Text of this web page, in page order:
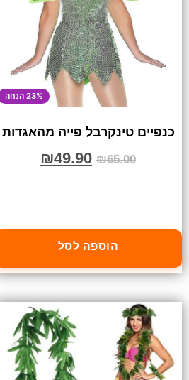
23% הנחה
כנפיים טינקרבל פייה מהאגדות
₪65.00
₪49.90
הוספה לסל